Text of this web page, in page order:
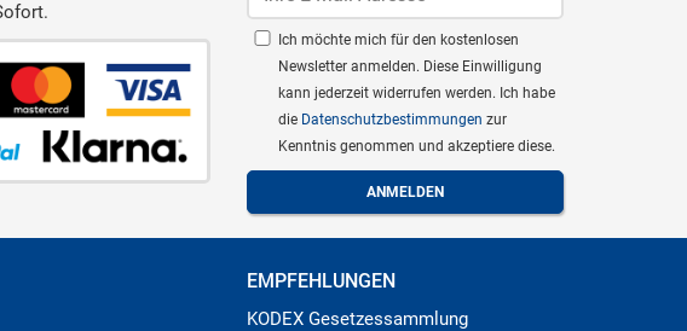
Ich möchte mich für den kostenlosen
Newsletter anmelden. Diese Einwilligung
kann jederzeit widerrufen werden. Ich habe
die Datenschutzbestimmungen zur
Kenntnis genommen und akzeptiere diese.
EMPFEHLUNGEN
KODEX Gesetzessammlung